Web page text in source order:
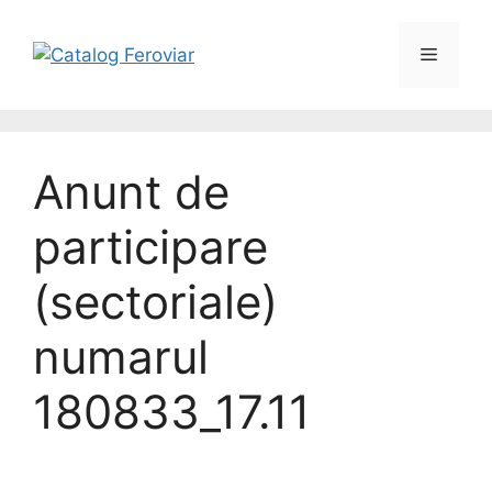
Anunt de
participare
(sectoriale)
numarul
180833_17.11